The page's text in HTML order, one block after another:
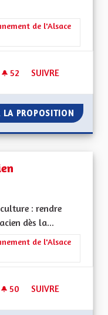
La Culture, l'Education et
de l'Alsace
52 52 ABONNÉS
SUIVRE
LA PROPOSITION
: rendre
dès la...
La Culture, l'Education et
de l'Alsace
50 50 ABONNÉS
SUIVRE